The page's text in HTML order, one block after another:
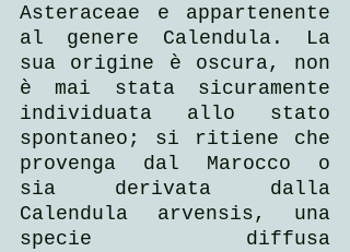
Asteraceae e appartenente
al genere Calendula. La
sua origine è oscura, non
è mai stata sicuramente
individuata allo stato
spontaneo; si ritiene che
provenga dal Marocco o
sia derivata dalla
Calendula arvensis, una
specie diffusa